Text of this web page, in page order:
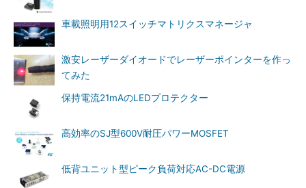
車載照明用12スイッチマトリクスマネージャ
激安レーザーダイオードでレーザーポインターを作っ
てみた
保持電流21mAのLEDプロテクター
高効率のSJ型600V耐圧パワーMOSFET
低背ユニット型ピーク負荷対応AC-DC電源